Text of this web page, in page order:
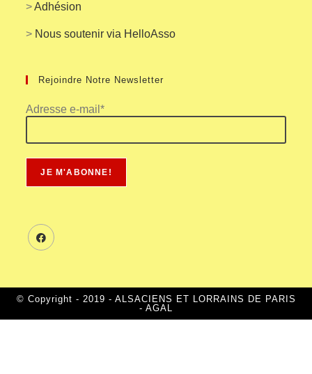
>Adhésion
> Nous soutenir via HelloAsso
Rejoindre Notre Newsletter
Adresse e-mail*
© Copyright - 2019 - ALSACIENS ET LORRAINS DE PARIS
- AGAL